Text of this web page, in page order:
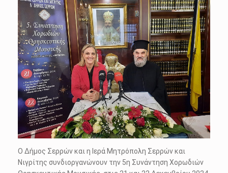
Ο Δήμος Σερρών και η Ιερά Μητρόπολη Σερρών και
Νιγρίτης συνδιοργανώνουν την 5η Συνάντηση Χορωδιών